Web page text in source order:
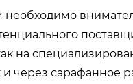
на
и через сарафанное